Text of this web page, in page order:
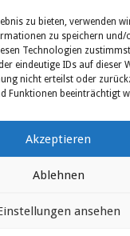
zu bieten, verwenden
zu speichern
Technologien
eindeutige IDs auf dieser
nicht erteilst oder
Funktionen beeinträchtigt
Akzeptieren
Ablehnen
ansehen
Eberswalder